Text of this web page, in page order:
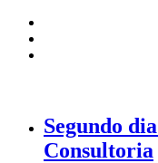
Segundo
Consultoria